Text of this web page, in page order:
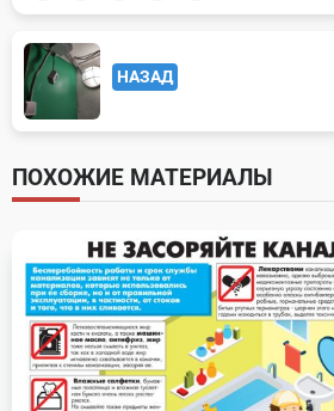
<span
class="nav-
subtitle
screen-
reader-
text">Page</span>
НАЗАД
ПОХОЖИЕ МАТЕРИАЛЫ